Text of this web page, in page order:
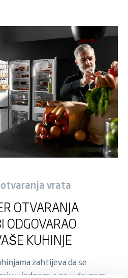
vrata
OTVARANJA
ODGOVARAO
KUHINJE
zahtijeva da se
u jednom, a ne u drugom